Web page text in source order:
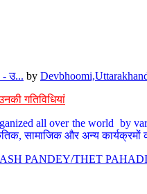
- उ... by
गतिविधियां
all over the world by
सामाजिक और अन्य
PANDEY/THET PAHADI